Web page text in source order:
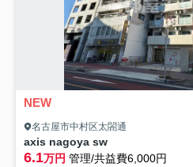
NEW
名古屋市中村区太閤通
axis nagoya sw
6.1万円 管理/共益費6,000円